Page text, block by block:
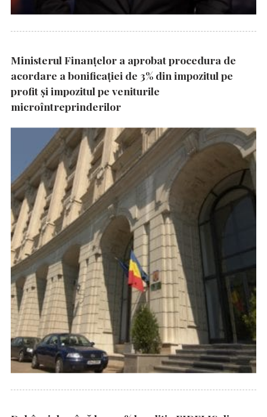
Ministerul Finanțelor a aprobat procedura de
acordare a bonificației de 3% din impozitul pe
profit și impozitul pe veniturile
microîntreprinderilor